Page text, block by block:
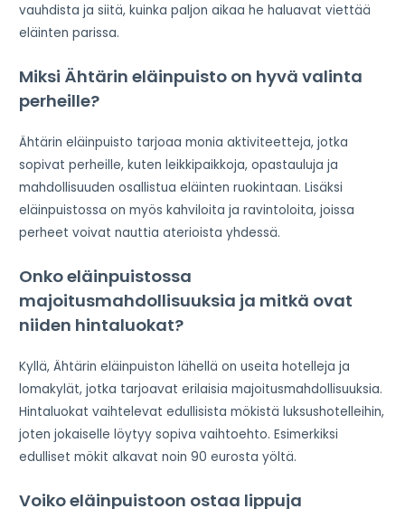
vauhdista ja siitä, kuinka paljon aikaa he haluavat viettää
eläinten parissa.
Miksi Ähtärin eläinpuisto on hyvä valinta
perheille?
Ähtärin eläinpuisto tarjoaa monia aktiviteetteja, jotka
sopivat perheille, kuten leikkipaikkoja, opastauluja ja
mahdollisuuden osallistua eläinten ruokintaan. Lisäksi
eläinpuistossa on myös kahviloita ja ravintoloita, joissa
perheet voivat nauttia aterioista yhdessä.
Onko eläinpuistossa
majoitusmahdollisuuksia ja mitkä ovat
niiden hintaluokat?
Kyllä, Ähtärin eläinpuiston lähellä on useita hotelleja ja
lomakylät, jotka tarjoavat erilaisia majoitusmahdollisuuksia.
Hintaluokat vaihtelevat edullisista mökistä luksushotelleihin,
joten jokaiselle löytyy sopiva vaihtoehto. Esimerkiksi
edulliset mökit alkavat noin 90 eurosta yöltä.
Voiko eläinpuistoon ostaa lippuja